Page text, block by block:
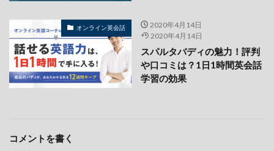
オンライン英会話
2020年4月14日
2020年4月14日
スパルタバディの魅力！評判
や口コミは？1日1時間英会話
学習の効果
コメントを書く